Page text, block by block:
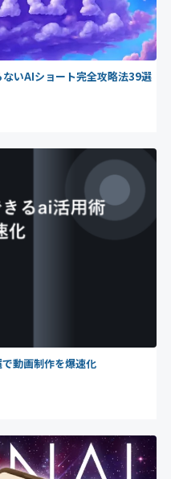
いAIショート完全攻略法39選
動画制作を爆速化